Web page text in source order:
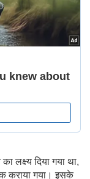
लक्ष्य दिया गया था,
कराया गया। इसके